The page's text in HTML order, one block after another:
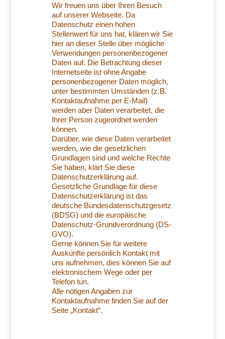
Wir freuen uns über Ihren Besuch
auf unserer Webseite. Da
Datenschutz einen hohen
Stellenwert für uns hat, klären wir Sie
hier an dieser Stelle über mögliche
Verwendungen personenbezogener
Daten auf. Die Betrachtung dieser
Internetseite ist ohne Angabe
personenbezogener Daten möglich,
unter bestimmten Umständen (z.B.
Kontaktaufnahme per E-Mail)
werden aber Daten verarbeitet, die
Ihrer Person zugeordnet werden
können.
Darüber, wie diese Daten verarbeitet
werden, wie die gesetzlichen
Grundlagen sind und welche Rechte
Sie haben, klärt Sie diese
Datenschutzerklärung auf.
Gesetzliche Grundlage für diese
Datenschutzerklärung ist das
deutsche Bundesdatenschutzgesetz
(BDSG) und die europäische
Datenschutz-Grundverordnung (DS-
GVO).
Gerne können Sie für weitere
Auskünfte persönlich Kontakt mit
uns aufnehmen, dies können Sie auf
elektronischem Wege oder per
Telefon tun.
Alle nötigen Angaben zur
Kontaktaufnahme finden Sie auf der
Seite „Kontakt“.